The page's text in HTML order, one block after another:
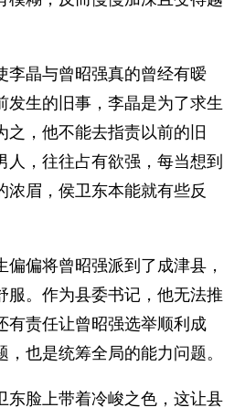
李晶与曾昭强真的曾经有暧
发生的旧事，李晶是为了求生
之，他不能去指责以前的旧
人，往往占有欲强，每当想到
浓眉，侯卫东本能就有些反
偏将曾昭强派到了成津县，
服。作为县委书记，他无法推
有责任让曾昭强选举顺利成
也是统筹全局的能力问题。
东脸上带着冷峻之色，这让县